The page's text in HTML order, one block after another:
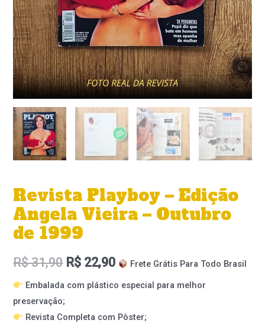
Revista Playboy – Edição
Angela Vieira – Outubro
de 1999
R$31,90 R$ 22,90
Frete Grátis Para Todo Brasil
Embalada com plástico especial para melhor
preservação;
Revista Completa com Pôster;